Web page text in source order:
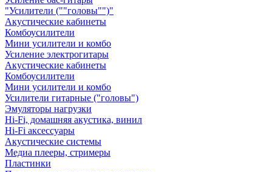
"Усилители (""головы"")"
Акустические кабинеты
Комбоусилители
Мини усилители и комбо
Усиление электрогитары
Акустические кабинеты
Комбоусилители
Мини усилители и комбо
Усилители гитарные ("головы")
Эмуляторы нагрузки
Hi-Fi, домашняя акустика, винил
Hi-Fi аксессуары
Акустические системы
Медиа плееры, стримеры
Пластинки